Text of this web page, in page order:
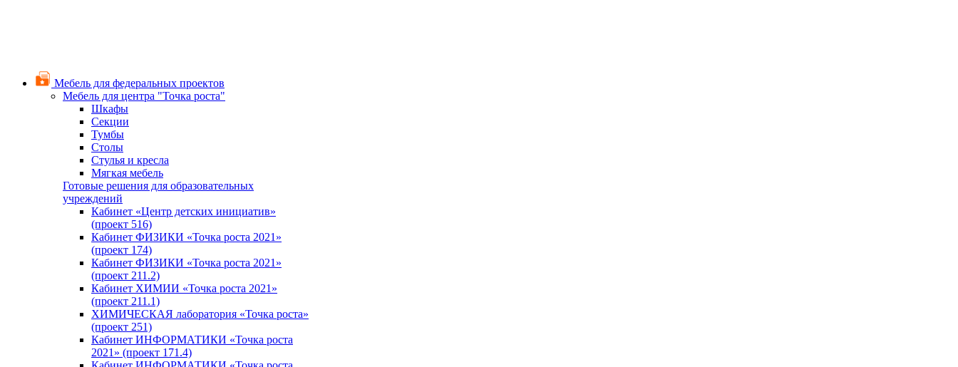
Мебель для федеральных проектов
Мебель для центра "Точка роста"
Шкафы
Секции
Тумбы
Столы
Стулья и кресла
Мягкая мебель
Готовые решения для образовательных
учреждений
Кабинет «Центр детских инициатив»
(проект 516)
Кабинет ФИЗИКИ «Точка роста 2021»
(проект 174)
Кабинет ФИЗИКИ «Точка роста 2021»
(проект 211.2)
Кабинет ХИМИИ «Точка роста 2021»
(проект 211.1)
ХИМИЧЕСКАЯ лаборатория «Точка роста»
(проект 251)
Кабинет ИНФОРМАТИКИ «Точка роста
2021» (проект 171.4)